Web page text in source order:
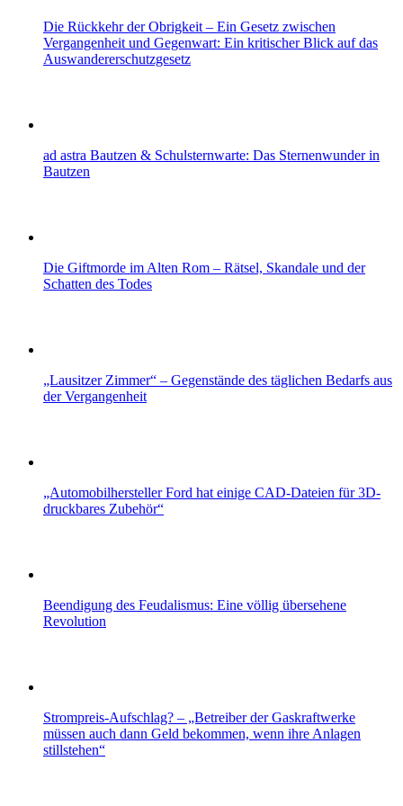
Die Rückkehr der Obrigkeit – Ein Gesetz zwischen
Vergangenheit und Gegenwart: Ein kritischer Blick auf das
Auswandererschutzgesetz
ad astra Bautzen & Schulsternwarte: Das Sternenwunder in
Bautzen
Die Giftmorde im Alten Rom – Rätsel, Skandale und der
Schatten des Todes
„Lausitzer Zimmer“ – Gegenstände des täglichen Bedarfs aus
der Vergangenheit
„Automobilhersteller Ford hat einige CAD-Dateien für 3D-
druckbares Zubehör“
Beendigung des Feudalismus: Eine völlig übersehene
Revolution
Strompreis-Aufschlag? – „Betreiber der Gaskraftwerke
müssen auch dann Geld bekommen, wenn ihre Anlagen
stillstehen“